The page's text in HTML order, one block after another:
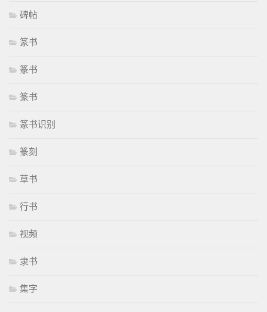
碑帖
篆书
篆书
篆书
篆书识别
篆刻
草书
行书
视频
隶书
集字